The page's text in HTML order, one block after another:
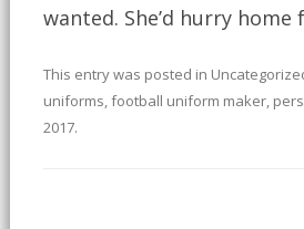
wanted. She’d hurry
This entry was posted in
uniforms,football uniform maker,
2017.